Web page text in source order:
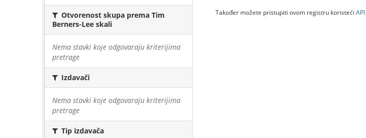
Otvorenost skupa prema Tim
Berners-Lee skali
Nema stavki koje odgovaraju kriterijima
pretrage
Izdavači
Nema stavki koje odgovaraju kriterijima
pretrage
Tip izdavača
Također možete pristupiti ovom registru koristeći API